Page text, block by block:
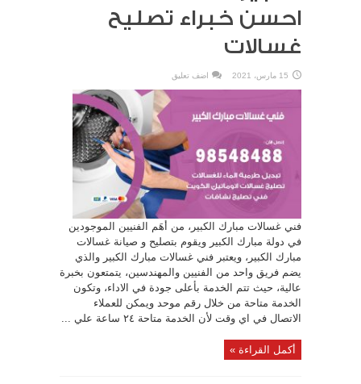
احسن خبراء تصليح
غسالات
15 مارس، 2021 اضف تعليق
فني غسالات مبارك الكبير، من أهَم الفنيين الموجودين
في دولة مبارك الكبير ويقوم بتصليح و صيانة غسالات
مبارك الكبير، ويعتبر فني غسالات مبارك الكبير والذي
يضم فريق واحد من الفنيين والمهندسين، يتمتعون بخبرة
عالية، حيث تتم الخدمة بأعلى جودة في الاداء، وتكون
الخدمة متاحة من خلال رقم موحد ويمكن للعملاء
الاتصال في اي وقت لأن الخدمة متاحة ٢٤ ساعة علي ...
أكمل القراءة »